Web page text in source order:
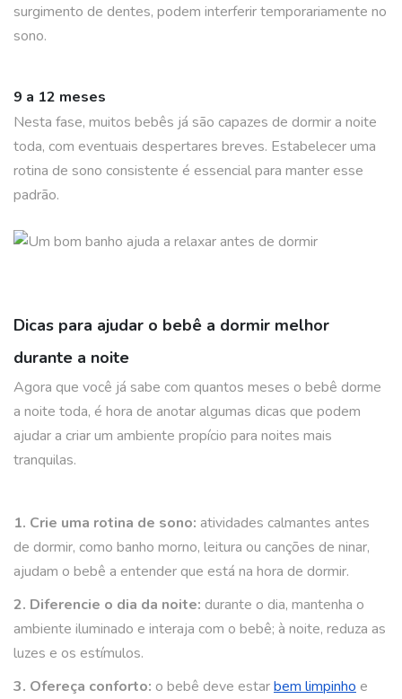
surgimento de dentes, podem interferir temporariamente no
sono.
9 a 12 meses
Nesta fase, muitos bebês já são capazes de dormir a noite
toda, com eventuais despertares breves. Estabelecer uma
rotina de sono consistente é essencial para manter esse
padrão.
Dicas para ajudar o bebê a dormir melhor
durante a noite
Agora que você já sabe com quantos meses o bebê dorme
a noite toda, é hora de anotar algumas dicas que podem
ajudar a criar um ambiente propício para noites mais
tranquilas.
1. Crie uma rotina de sono: atividades calmantes antes
de dormir, como banho morno, leitura ou canções de ninar,
ajudam o bebê a entender que está na hora de dormir.
2. Diferencie o dia da noite: durante o dia, mantenha o
ambiente iluminado e interaja com o bebê; à noite, reduza as
luzes e os estímulos.
3. Ofereça conforto: o bebê deve estarbem limpinho e